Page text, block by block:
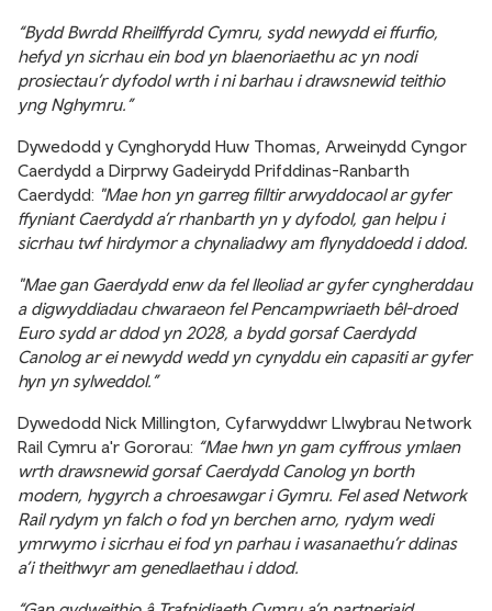
“Bydd Bwrdd Rheilffyrdd Cymru, sydd newydd ei ffurfio,
hefyd yn sicrhau ein bod yn blaenoriaethu ac yn nodi
prosiectau’r dyfodol wrth i ni barhau i drawsnewid teithio
yng Nghymru.”
Dywedodd y Cynghorydd Huw Thomas, Arweinydd Cyngor
Caerdydd a Dirprwy Gadeirydd Prifddinas-Ranbarth
Caerdydd: "Mae hon yn garreg filltir arwyddocaol ar gyfer
ffyniant Caerdydd a’r rhanbarth yn y dyfodol, gan helpu i
sicrhau twf hirdymor a chynaliadwy am flynyddoedd i ddod.
"Mae gan Gaerdydd enw da fel lleoliad ar gyfer cyngherddau
a digwyddiadau chwaraeon fel Pencampwriaeth bêl-droed
Euro sydd ar ddod yn 2028, a bydd gorsaf Caerdydd
Canolog ar ei newydd wedd yn cynyddu ein capasiti ar gyfer
hyn yn sylweddol.”
Dywedodd Nick Millington, Cyfarwyddwr Llwybrau Network
Rail Cymru a'r Gororau: “Mae hwn yn gam cyffrous ymlaen
wrth drawsnewid gorsaf Caerdydd Canolog yn borth
modern, hygyrch a chroesawgar i Gymru. Fel ased Network
Rail rydym yn falch o fod yn berchen arno, rydym wedi
ymrwymo i sicrhau ei fod yn parhau i wasanaethu’r ddinas
a’i theithwyr am genedlaethau i ddod.